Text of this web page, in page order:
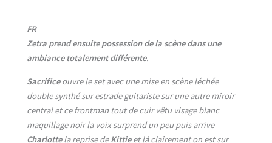
FR
Zetra prend ensuite possession de la scène dans une
ambiance totalement différente.
Sacrificeouvre le set avec une mise en scène léchée
double synthé sur estrade guitariste sur une autre miroir
central et ce frontman tout de cuir vêtu visage blanc
maquillage noir la voix surprend un peu puis arrive
Charlottela reprise deKittieet là clairement on est sur